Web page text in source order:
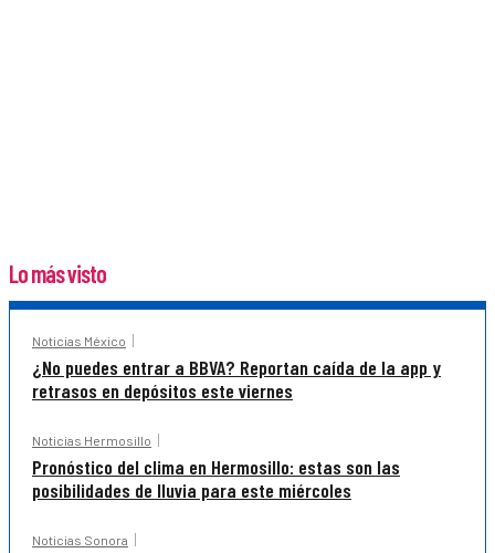
Lo más visto
Noticias México
¿No puedes entrar a BBVA? Reportan caída de la app y
retrasos en depósitos este viernes
Noticias Hermosillo
Pronóstico del clima en Hermosillo: estas son las
posibilidades de lluvia para este miércoles
Noticias Sonora